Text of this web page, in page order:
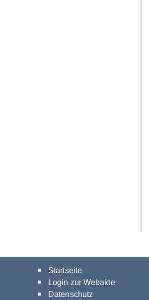
Startseite
Login zur Webakte
Datenschutz